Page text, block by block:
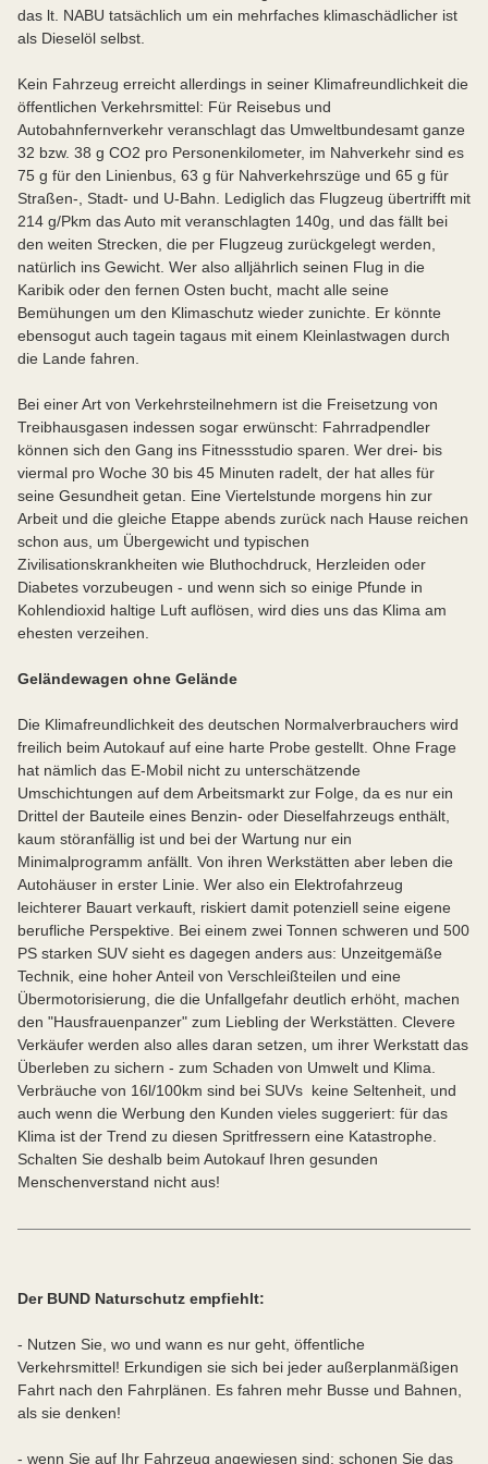
das lt. NABU tatsächlich um ein mehrfaches klimaschädlicher ist
als Dieselöl selbst.
Kein Fahrzeug erreicht allerdings in seiner Klimafreundlichkeit die
öffentlichen Verkehrsmittel: Für Reisebus und
Autobahnfernverkehr veranschlagt das Umweltbundesamt ganze
32 bzw. 38 g CO2 pro Personenkilometer, im Nahverkehr sind es
75 g für den Linienbus, 63 g für Nahverkehrszüge und 65 g für
Straßen-, Stadt- und U-Bahn. Lediglich das Flugzeug übertrifft mit
214 g/Pkm das Auto mit veranschlagten 140g, und das fällt bei
den weiten Strecken, die per Flugzeug zurückgelegt werden,
natürlich ins Gewicht. Wer also alljährlich seinen Flug in die
Karibik oder den fernen Osten bucht, macht alle seine
Bemühungen um den Klimaschutz wieder zunichte. Er könnte
ebensogut auch tagein tagaus mit einem Kleinlastwagen durch
die Lande fahren.
Bei einer Art von Verkehrsteilnehmern ist die Freisetzung von
Treibhausgasen indessen sogar erwünscht: Fahrradpendler
können sich den Gang ins Fitnessstudio sparen. Wer drei- bis
viermal pro Woche 30 bis 45 Minuten radelt, der hat alles für
seine Gesundheit getan. Eine Viertelstunde morgens hin zur
Arbeit und die gleiche Etappe abends zurück nach Hause reichen
schon aus, um Übergewicht und typischen
Zivilisationskrankheiten wie Bluthochdruck, Herzleiden oder
Diabetes vorzubeugen - und wenn sich so einige Pfunde in
Kohlendioxid haltige Luft auflösen, wird dies uns das Klima am
ehesten verzeihen.
Geländewagen ohne Gelände
Die Klimafreundlichkeit des deutschen Normalverbrauchers wird
freilich beim Autokauf auf eine harte Probe gestellt. Ohne Frage
hat nämlich das E-Mobil nicht zu unterschätzende
Umschichtungen auf dem Arbeitsmarkt zur Folge, da es nur ein
Drittel der Bauteile eines Benzin- oder Dieselfahrzeugs enthält,
kaum störanfällig ist und bei der Wartung nur ein
Minimalprogramm anfällt. Von ihren Werkstätten aber leben die
Autohäuser in erster Linie. Wer also ein Elektrofahrzeug
leichterer Bauart verkauft, riskiert damit potenziell seine eigene
berufliche Perspektive. Bei einem zwei Tonnen schweren und 500
PS starken SUV sieht es dagegen anders aus: Unzeitgemäße
Technik, eine hoher Anteil von Verschleißteilen und eine
Übermotorisierung, die die Unfallgefahr deutlich erhöht, machen
den "Hausfrauenpanzer" zum Liebling der Werkstätten. Clevere
Verkäufer werden also alles daran setzen, um ihrer Werkstatt das
Überleben zu sichern - zum Schaden von Umwelt und Klima.
Verbräuche von 16l/100km sind bei SUVs keine Seltenheit, und
auch wenn die Werbung den Kunden vieles suggeriert: für das
Klima ist der Trend zu diesen Spritfressern eine Katastrophe.
Schalten Sie deshalb beim Autokauf Ihren gesunden
Menschenverstand nicht aus!
Der BUND Naturschutz empfiehlt:
- Nutzen Sie, wo und wann es nur geht, öffentliche
Verkehrsmittel! Erkundigen sie sich bei jeder außerplanmäßigen
Fahrt nach den Fahrplänen. Es fahren mehr Busse und Bahnen,
als sie denken!
- wenn Sie auf Ihr Fahrzeug angewiesen sind: schonen Sie das